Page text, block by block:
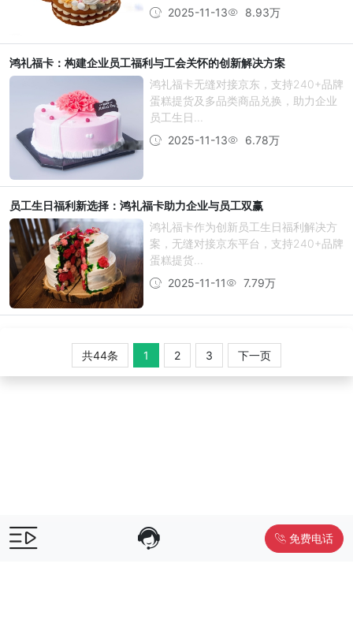
2025-11-13
8.93万
鸿礼福卡：构建企业员工福利与工会关怀的创新解决方案
鸿礼福卡无缝对接京东，支持240+品牌
蛋糕提货及多品类商品兑换，助力企业
员工生日...
2025-11-13
6.78万
员工生日福利新选择：鸿礼福卡助力企业与员工双赢
鸿礼福卡作为创新员工生日福利解决方
案，无缝对接京东平台，支持240+品牌
蛋糕提货...
2025-11-11
7.79万
共44条 1 2 3 下一页
免费电话